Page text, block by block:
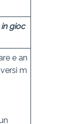
gioc
e an
m